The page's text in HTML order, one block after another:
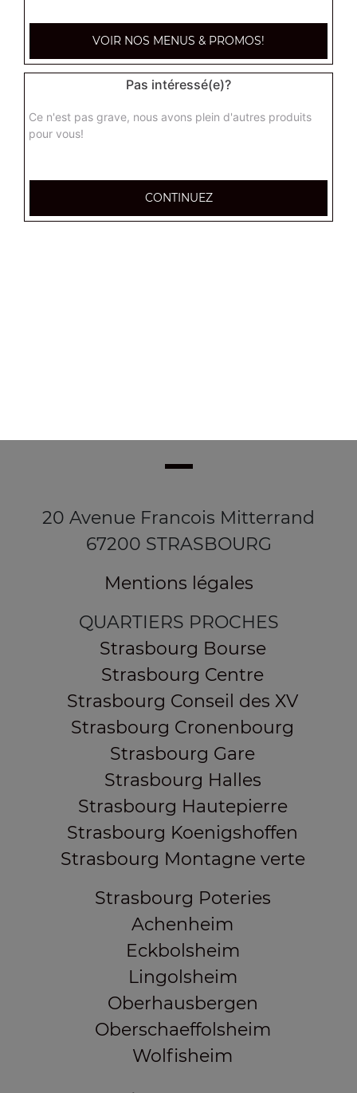
20 Avenue Francois Mitterrand
67200 STRASBOURG
Mentions légales
QUARTIERS PROCHES
Strasbourg Bourse
Strasbourg Centre
Strasbourg Conseil des XV
Strasbourg Cronenbourg
Strasbourg Gare
Strasbourg Halles
Strasbourg Hautepierre
Strasbourg Koenigshoffen
Strasbourg Montagne verte
Strasbourg Poteries
Achenheim
Eckbolsheim
Lingolsheim
Oberhausbergen
Oberschaeffolsheim
Wolfisheim
VOIR NOS MENUS & PROMOS!
Pas intéressé(e)?
Ce n'est pas grave, nous avons plein d'autres produits
pour vous!
CONTINUEZ